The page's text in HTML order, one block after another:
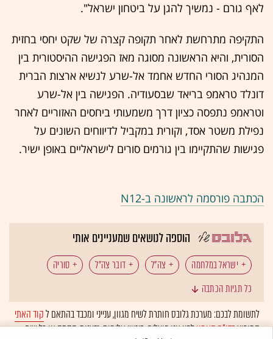
לאף גורם - נמשיך להגן על ביטחון ישראל".
התקיפה מתרחשת לאחר תקופה קצרה של שקט יחסי בחזית
הסורית, והיא הראשונה מסוגה מאז הפגישה ההיסטורית בין
המנהיג הסורי החדש אחמד אל-שרע לנשיא ארצות הברית
דונלד טראמפ בריאד שבסעודיה. הפגישה בין אל-שרע
וטראמפ נתפסה כציון דרך משמעותי ביחסים האזוריים לאחר
נפילת משטר אסד, וקורית במקביל לדיווחים השונים על
פגישות שהתקיימו בין גורמים סורים לישראליים באופן ישיר.
הכתבה פורסמה לראשונה ב-N12
הוספה לנושאים שמעניינים אותי
ישראל במלחמה צה"ל דובר צה"ל סוריה
כל תגיות הכתבה
לתשומת לבכם: מערכת גלובס חותרת לשיח מגוון, ענייני ומכבד בהתאם לקוד האתי
המופיעבדו"ח האמוןלפיו אנו פועלים. ביטויי אלימות, גזענות, הסתה או כל שיח